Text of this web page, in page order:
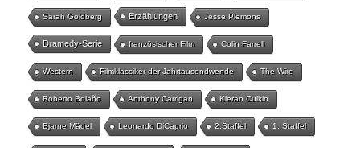
Sarah Goldberg Erzählungen Jesse Plemons
Dramedy-Serie französischer Film Colin Farrell
Western Filmklassiker der Jahrtausendwende The Wire
Roberto Bolaño Anthony Carrigan Kieran Culkin
Bjarne Mädel Leonardo DiCaprio 2.Staffel 1. Staffel